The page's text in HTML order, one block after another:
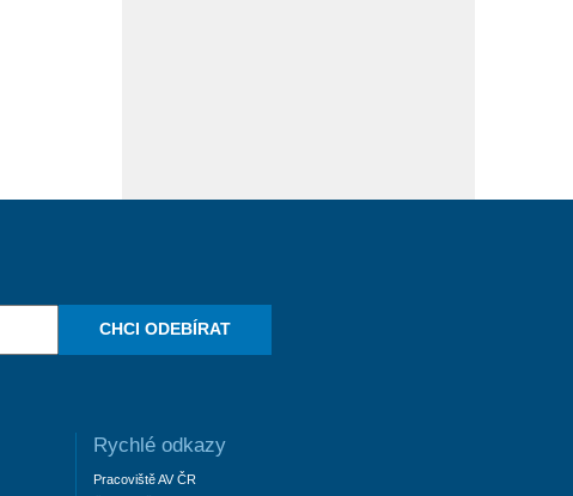
CHCI ODEBÍRAT
Rychlé odkazy
Pracoviště AV ČR